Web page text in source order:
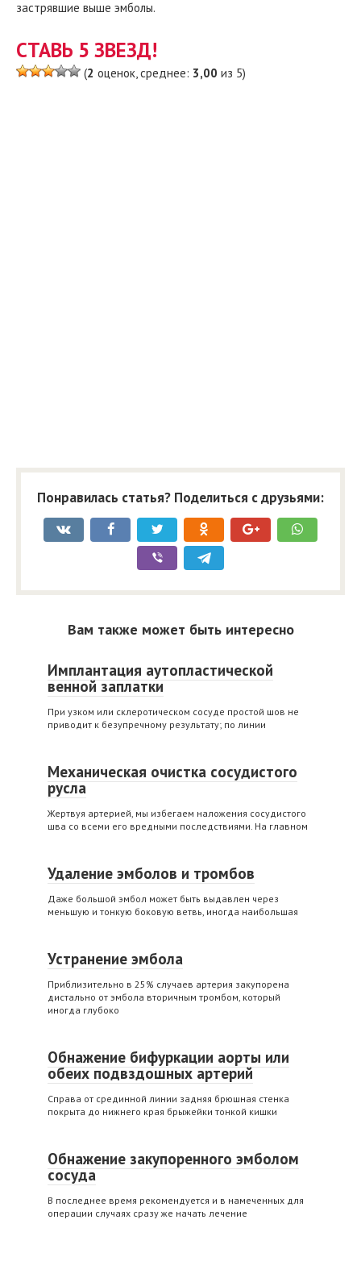
застрявшие выше эмболы.
СТАВЬ 5 ЗВЕЗД!
(2 оценок, среднее: 3,00 из 5)
Понравилась статья? Поделиться с друзьями:
Вам также может быть интересно
Имплантация аутопластической
венной заплатки
При узком или склеротическом сосуде простой шов не
приводит к безупречному результату; по линии
Механическая очистка сосудистого
русла
Жертвуя артерией, мы избегаем наложения сосудистого
шва со всеми его вредными последствиями. На главном
Удаление эмболов и тромбов
Даже большой эмбол может быть выдавлен через
меньшую и тонкую боковую ветвь, иногда наибольшая
Устранение эмбола
Приблизительно в 25% случаев артерия закупорена
дистально от эмбола вторичным тромбом, который
иногда глубоко
Обнажение бифуркации аорты или
обеих подвздошных артерий
Справа от срединной линии задняя брюшная стенка
покрыта до нижнего края брыжейки тонкой кишки
Обнажение закупоренного эмболом
сосуда
В последнее время рекомендуется и в намеченных для
операции случаях сразу же начать лечение